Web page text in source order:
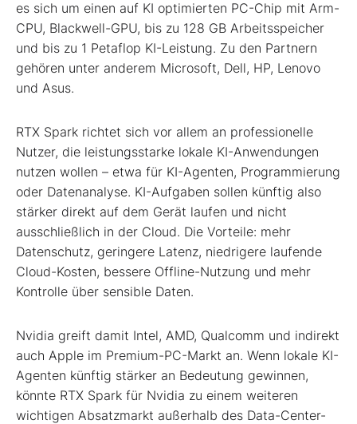
es sich um einen auf KI optimierten PC-Chip mit Arm-
CPU, Blackwell-GPU, bis zu 128 GB Arbeitsspeicher
und bis zu 1 Petaflop KI-Leistung. Zu den Partnern
gehören unter anderem Microsoft, Dell, HP, Lenovo
und Asus.
RTX Spark richtet sich vor allem an professionelle
Nutzer, die leistungsstarke lokale KI-Anwendungen
nutzen wollen – etwa für KI-Agenten, Programmierung
oder Datenanalyse. KI-Aufgaben sollen künftig also
stärker direkt auf dem Gerät laufen und nicht
ausschließlich in der Cloud. Die Vorteile: mehr
Datenschutz, geringere Latenz, niedrigere laufende
Cloud-Kosten, bessere Offline-Nutzung und mehr
Kontrolle über sensible Daten.
Nvidia greift damit Intel, AMD, Qualcomm und indirekt
auch Apple im Premium-PC-Markt an. Wenn lokale KI-
Agenten künftig stärker an Bedeutung gewinnen,
könnte RTX Spark für Nvidia zu einem weiteren
wichtigen Absatzmarkt außerhalb des Data-Center-